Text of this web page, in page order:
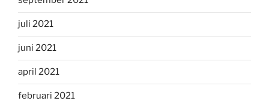
juli 2021
juni 2021
april 2021
februari 2021